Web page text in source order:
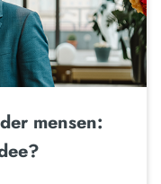
mensen: